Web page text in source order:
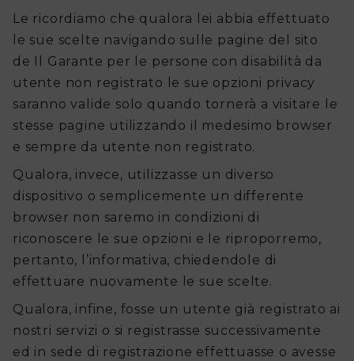
Le ricordiamo che qualora lei abbia effettuato
le sue scelte navigando sulle pagine del sito
de Il Garante per le persone con disabilità da
utente non registrato le sue opzioni privacy
saranno valide solo quando tornerà a visitare le
stesse pagine utilizzando il medesimo browser
e sempre da utente non registrato.
Qualora, invece, utilizzasse un diverso
dispositivo o semplicemente un differente
browser non saremo in condizioni di
riconoscere le sue opzioni e le riproporremo,
pertanto, l’informativa, chiedendole di
effettuare nuovamente le sue scelte.
Qualora, infine, fosse un utente già registrato ai
nostri servizi o si registrasse successivamente
ed in sede di registrazione effettuasse o avesse